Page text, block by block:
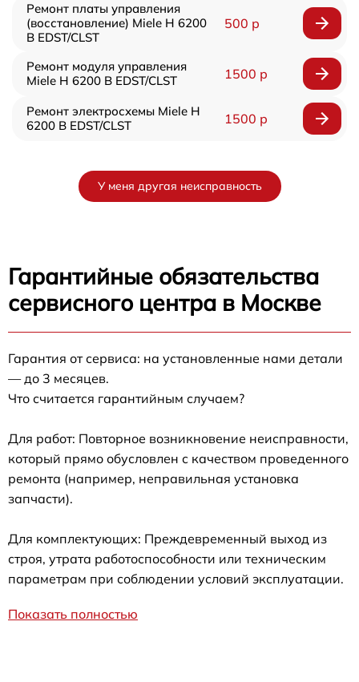
Ремонт платы управления
(восстановление) Miele H 6200
B EDST/CLST
500 р
Ремонт модуля управления
Miele H 6200 B EDST/CLST
1500 р
Ремонт электросхемы Miele H
6200 B EDST/CLST
1500 р
У меня другая неисправность
Гарантийные обязательства
сервисного центра в Москве
Гарантия от сервиса: на установленные нами детали
— до 3 месяцев.
Что считается гарантийным случаем?
Для работ: Повторное возникновение неисправности,
который прямо обусловлен с качеством проведенного
ремонта (например, неправильная установка
запчасти).
Для комплектующих: Преждевременный выход из
строя, утрата работоспособности или техническим
параметрам при соблюдении условий эксплуатации.
Показать полностью